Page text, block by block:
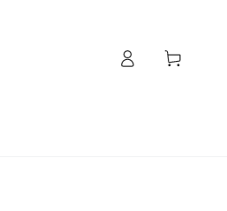
sesión
Carrito